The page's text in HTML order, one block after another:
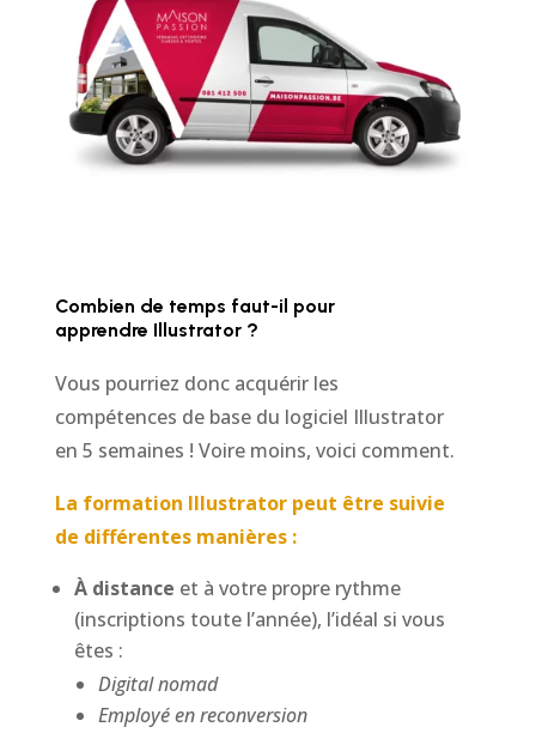
Combien de temps faut-il pour
apprendre Illustrator ?
Vous pourriez donc acquérir les
compétences de base du logiciel Illustrator
en 5 semaines ! Voire moins, voici comment.
La formation Illustrator peut être suivie
de différentes manières :
À distance et à votre propre rythme
(inscriptions toute l’année), l’idéal si vous
êtes :
Digital nomad
Employé en reconversion